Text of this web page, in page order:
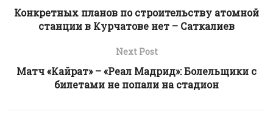
Конкретных планов по строительству атомной
станции в Курчатове нет – Саткалиев
Next Post
Матч «Кайрат» – «Реал Мадрид»: Болельщики с
билетами не попали на стадион